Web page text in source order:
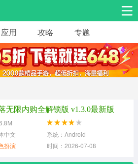
手游工具
角色扮演 益智休闲
应用 攻略 专题
无限内购全解锁版 v1.3.0最新版
中文
系统：Android
扮演 时间：2026-07-08